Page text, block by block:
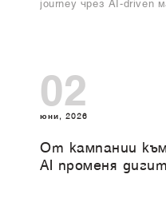
journey чрез AI-driven
02
юни, 2026
От кампании
AI променя